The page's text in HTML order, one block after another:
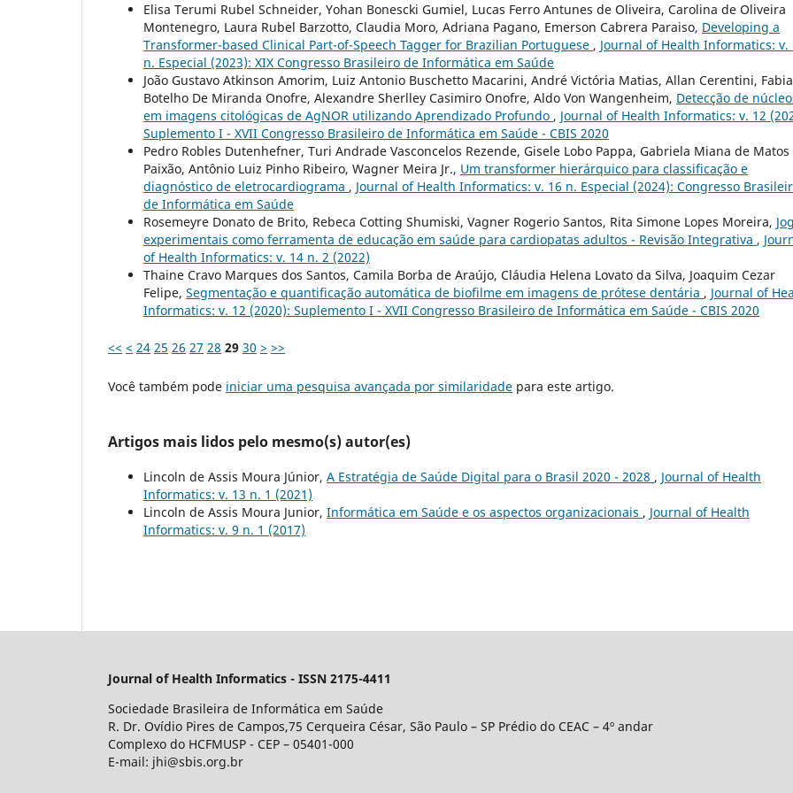
Elisa Terumi Rubel Schneider, Yohan Bonescki Gumiel, Lucas Ferro Antunes de Oliveira, Carolina de Oliveira
Montenegro, Laura Rubel Barzotto, Claudia Moro, Adriana Pagano, Emerson Cabrera Paraiso, Developing a
Transformer-based Clinical Part-of-Speech Tagger for Brazilian Portuguese , Journal of Health Informatics: v.
n. Especial (2023): XIX Congresso Brasileiro de Informática em Saúde
João Gustavo Atkinson Amorim, Luiz Antonio Buschetto Macarini, André Victória Matias, Allan Cerentini,
Botelho De Miranda Onofre, Alexandre Sherlley Casimiro Onofre, Aldo Von Wangenheim, Detecção de
em imagens citológicas de AgNOR utilizando Aprendizado Profundo , Journal of Health Informatics: v. 12
Suplemento I - XVII Congresso Brasileiro de Informática em Saúde - CBIS 2020
Pedro Robles Dutenhefner, Turi Andrade Vasconcelos Rezende, Gisele Lobo Pappa, Gabriela Miana de Matos
Paixão, Antônio Luiz Pinho Ribeiro, Wagner Meira Jr., Um transformer hierárquico para classificação e
diagnóstico de eletrocardiograma , Journal of Health Informatics: v. 16 n. Especial (2024): Congresso
de Informática em Saúde
Rosemeyre Donato de Brito, Rebeca Cotting Shumiski, Vagner Rogerio Santos, Rita Simone Lopes Moreira,
experimentais como ferramenta de educação em saúde para cardiopatas adultos - Revisão Integrativa ,
of Health Informatics: v. 14 n. 2 (2022)
Thaine Cravo Marques dos Santos, Camila Borba de Araújo, Cláudia Helena Lovato da Silva, Joaquim Cezar
Felipe, Segmentação e quantificação automática de biofilme em imagens de prótese dentária , Journal of
Informatics: v. 12 (2020): Suplemento I - XVII Congresso Brasileiro de Informática em Saúde - CBIS 2020
<< < 24 25 26 27 28 29 30 > >>
Você também pode iniciar uma pesquisa avançada por similaridade para este artigo.
Artigos mais lidos pelo mesmo(s) autor(es)
Lincoln de Assis Moura Júnior, A Estratégia de Saúde Digital para o Brasil 2020 - 2028 , Journal of Health
Informatics: v. 13 n. 1 (2021)
Lincoln de Assis Moura Junior, Informática em Saúde e os aspectos organizacionais , Journal of Health
Informatics: v. 9 n. 1 (2017)
Journal of Health Informatics - ISSN 2175-4411
Sociedade Brasileira de Informática em Saúde
R. Dr. Ovídio Pires de Campos,75 Cerqueira César, São Paulo – SP Prédio do CEAC – 4º andar
Complexo do HCFMUSP - CEP – 05401-000
E-mail: jhi@sbis.org.br